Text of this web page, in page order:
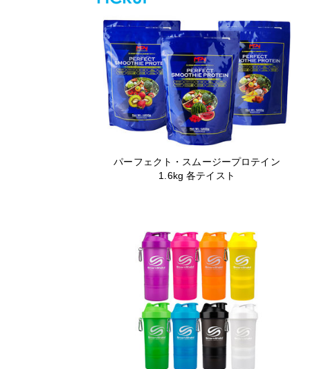
パーフェクト・スムージープロテイン
1.6kg 各テイスト